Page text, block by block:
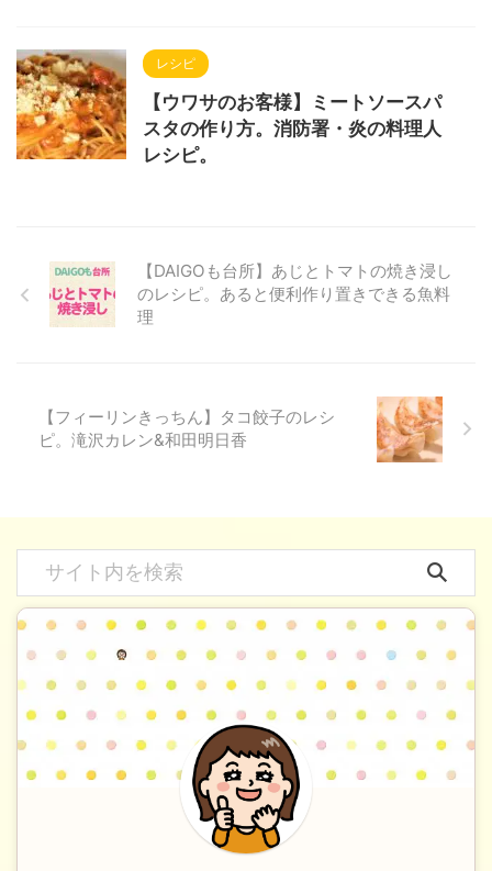
レシピ
【ウワサのお客様】ミートソースパ
スタの作り方。消防署・炎の料理人
レシピ。
【DAIGOも台所】あじとトマトの焼き浸し
のレシピ。あると便利作り置きできる魚料
理
【フィーリンきっちん】タコ餃子のレシ
ピ。滝沢カレン&和田明日香